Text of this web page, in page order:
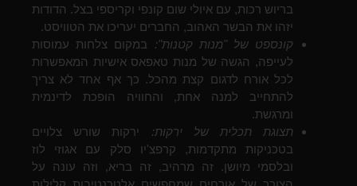
בריוש רכות, עם איולי שום קונפי וקריספי בצל. הדודות
יזהו את הבשר האהוב, החברים יעריכו את הטוויסט.
קונספט של "מנות קטנות": במקום צלחות עמוסות
לעייפה, הגשה של מנות טאפאס אישיות המאפשרות
לכל אורח לדגום קצת מהכל. כך אף אחד לא צריך
להתחייב למנה אחת, והחוויה הופכת לדינמית
ומרגשת.
תצוגת תכלית של ירקות: ירקות שורש צלויים
בטכניקות מתקדמות, קרפצ'יו סלק עם אגוזי לוז
ובלסמי מיושן. זה מרהיב, זה בריא, וזה עונה על